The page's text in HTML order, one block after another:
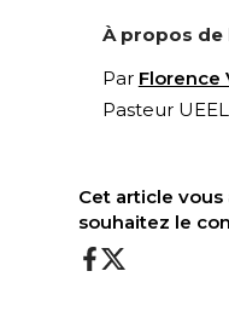
À propos de
Par Florence
Pasteur
Cet article vous
souhaitez le